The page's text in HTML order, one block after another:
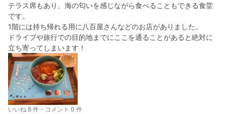
テラス席もあり、海の匂いを感じながら食べることもできる食堂
です。
1階には持ち帰れる用に八百屋さんなどのお店がありました。
ドライブや旅行での目的地までにここを通ることがあると絶対に
立ち寄ってしまいます！
いいね 8 件・コメント 0 件